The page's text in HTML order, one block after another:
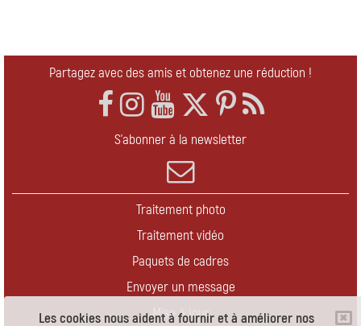
Les cookies nous aident à fournir et à améliorer nos
Partagez avec des amis et obtenez une réduction !
S'abonner à la newsletter
Traitement photo
Traitement vidéo
Paquets de cadres
Envoyer un message
Mise à jour